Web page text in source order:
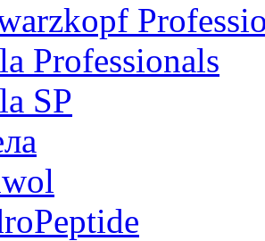
Professionals
SP